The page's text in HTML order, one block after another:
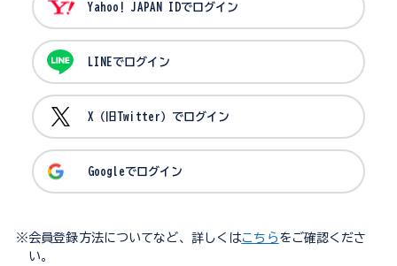
Yahoo! JAPAN IDでログイン
LINEでログイン
X（旧Twitter）でログイン
Googleでログイン
※会員登録方法についてなど、詳しくはこちら をご確認くださ
い。